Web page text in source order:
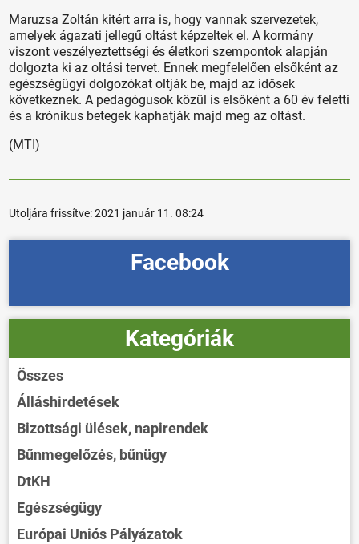
Maruzsa Zoltán kitért arra is, hogy vannak szervezetek,
amelyek ágazati jellegű oltást képzeltek el. A kormány
viszont veszélyeztettségi és életkori szempontok alapján
dolgozta ki az oltási tervet. Ennek megfelelően elsőként az
egészségügyi dolgozókat oltják be, majd az idősek
következnek. A pedagógusok közül is elsőként a 60 év feletti
és a krónikus betegek kaphatják majd meg az oltást.
(MTI)
Utoljára frissítve:2021 január 11. 08:24
Facebook
Kategóriák
Összes
Álláshirdetések
Bizottsági ülések, napirendek
Bűnmegelőzés, bűnügy
DtKH
Egészségügy
Európai Uniós Pályázatok